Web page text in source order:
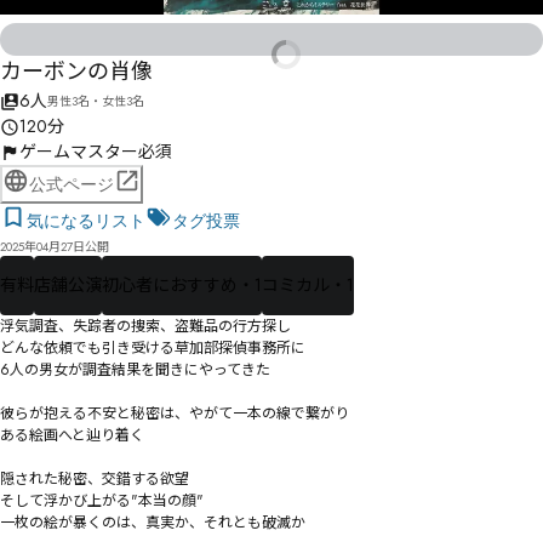
カーボンの肖像
6人男性3名・女性3名
120分
ゲームマスター必須
公式ページ
気になるリスト
タグ投票
2025年04月27日公開
有料 店舗公演初心者におすすめ・1 コミカル・1
浮気調査、失踪者の捜索、盗難品の行方探し
どんな依頼でも引き受ける草加部探偵事務所に
6人の男女が調査結果を聞きにやってきた
彼らが抱える不安と秘密は、やがて一本の線で繋がり
ある絵画へと辿り着く
隠された秘密、交錯する欲望
そして浮かび上がる"本当の顔"
一枚の絵が暴くのは、真実か、それとも破滅か